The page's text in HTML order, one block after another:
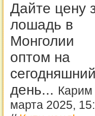
Дайте цену
лошадь в
Монголии
оптом на
сегодняшний
день... Карим
марта 2025,